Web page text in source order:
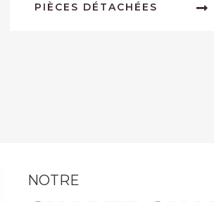
PIÈCES DÉTACHÉES
NOTRE